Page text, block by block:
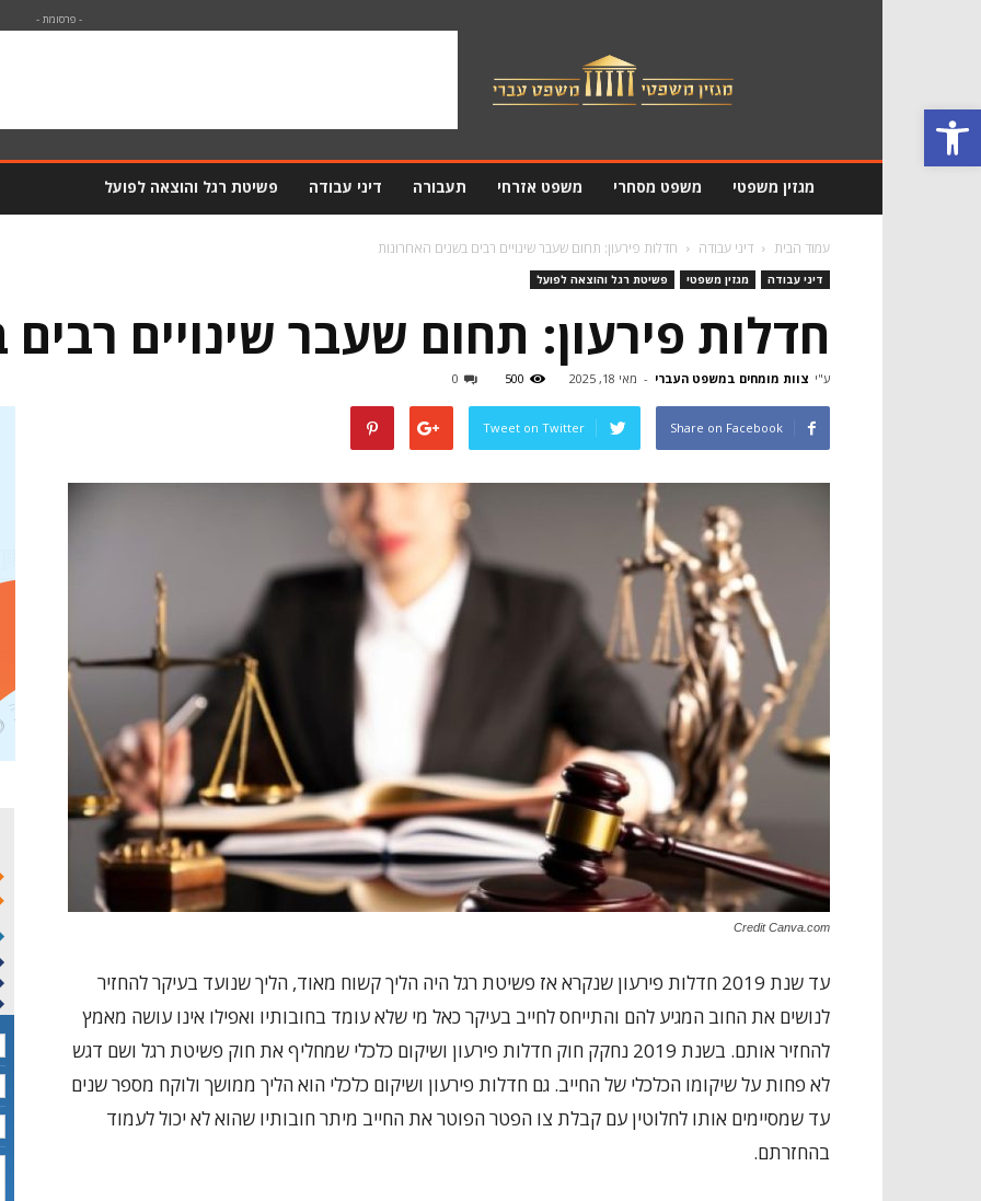
פתח סרגל נגישות
- פרסומת -
מגזין משפטי משפט מסחרי משפט אזרחי תעבורה דיני עבודה פשיטת רגל והוצאה לפועל
עמוד הבית דיני עבודה חדלות פירעון: תחום שעבר שינויים רבים בשנים האחרונות
דיני עבודה מגזין משפטי פשיטת רגל והוצאה לפועל
חדלות פירעון: תחום שעבר שינויים
ע"י צוות מומחים במשפט העברי - מאי 18, 2025 500
0
Share on Facebook
Tweet on Twitter
Credit Canva.com
עד שנת 2019 חדלות פירעון שנקרא אז פשיטת רגל היה הליך קשוח מאוד, הליך שנועד בעיקר להחזיר
לנושים את החוב המגיע להם והתייחס לחייב בעיקר כאל מי שלא עומד בחובותיו ואפילו אינו עושה מאמץ
להחזיר אותם. בשנת 2019 נחקק חוק חדלות פירעון ושיקום כלכלי שמחליף את חוק פשיטת רגל ושם דגש
לא פחות על שיקומו הכלכלי של החייב. גם חדלות פירעון ושיקום כלכלי הוא הליך ממושך ולוקח מספר שנים
עד שמסיימים אותו לחלוטין עם קבלת צו הפטר הפוטר את החייב מיתר חובותיו שהוא לא יכול לעמוד
בהחזרתם.